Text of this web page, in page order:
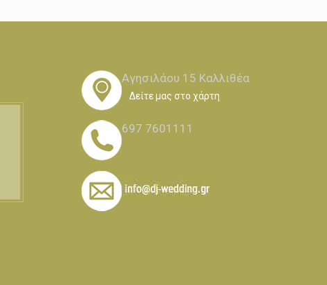
Αγησιλάου 15 Καλλιθέα
Δείτε μας στο χάρτη
697 7601111